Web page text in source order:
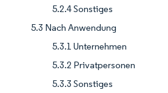
5.2.4 Sonstiges
5.3 Nach Anwendung
5.3.1 Unternehmen
5.3.2 Privatpersonen
5.3.3 Sonstiges